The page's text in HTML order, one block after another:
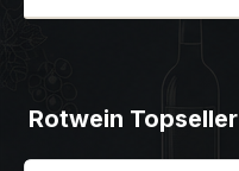
Rotwein Topseller